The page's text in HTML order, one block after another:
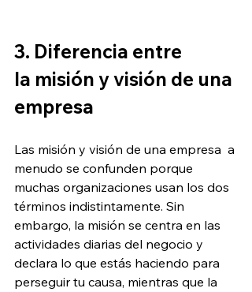
3. Diferencia entre
la misión y visión de una
empresa
Las misión y visión de una empresa  a
menudo se confunden porque
muchas organizaciones usan los dos
términos indistintamente. Sin
embargo, la misión se centra en las
actividades diarias del negocio y
declara lo que estás haciendo para
perseguir tu causa, mientras que la